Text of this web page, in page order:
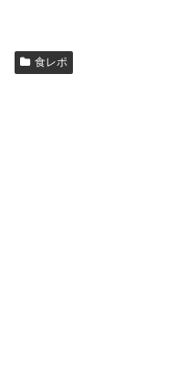
食レポ